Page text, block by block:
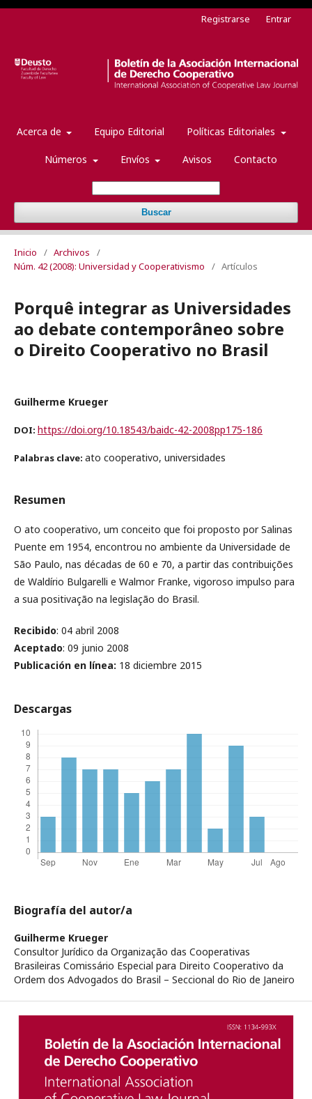
Acerca de Equipo Editorial Políticas Editoriales
Números Envíos Avisos Contacto
Buscar
Registrarse Entrar
Inicio / Archivos
/
Núm. 42 (2008): Universidad y Cooperativismo
/ Artículos
Porquê integrar as Universidades
ao debate contemporâneo sobre
o Direito Cooperativo no Brasil
Guilherme Krueger
DOI: https://doi.org/10.18543/baidc-42-2008pp175-186
Palabras clave: ato cooperativo, universidades
Resumen
O ato cooperativo, um conceito que foi proposto por Salinas
Puente em 1954, encontrou no ambiente da Universidade de
São Paulo, nas décadas de 60 e 70, a partir das contribuições
de Waldírio Bulgarelli e Walmor Franke, vigoroso impulso para
a sua positivação na legislação do Brasil.
Recibido: 04 abril 2008
Aceptado: 09 junio 2008
Publicación en línea: 18 diciembre 2015
Descargas
Biografía del autor/a
Guilherme Krueger
Consultor Jurídico da Organização das Cooperativas
Brasileiras Comissário Especial para Direito Cooperativo da
Ordem dos Advogados do Brasil – Seccional do Rio de Janeiro